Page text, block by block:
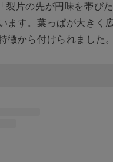
裂片の先が円味を帯び
ます。葉っぱが大きく
徴から付けられました。